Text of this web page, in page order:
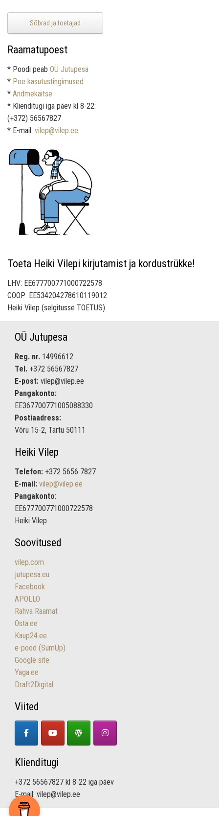
Sõbrad ja toetajad
Raamatupoest
* Poodi peab OÜ Jutupesa
* Poe kasutustingimused
* Andmekaitse
* Klienditugi iga päev kl 8-22:
(+372) 56567827
* E-mail: vilep@vilep.ee
Toeta Heiki Vilepi kirjutamist ja kordustrükke!
LHV: EE677700771000722578
COOP: EE534204278610119012
Heiki Vilep (selgitusse TOETUS)
OÜ Jutupesa
Reg. nr. 14996612
Tel. +372 56567827
E-post: vilep@vilep.ee
Pangakonto:
EE367700771005088330
Postiaadress:
Võru 15-2, Tartu 50111
Heiki Vilep
Telefon: +372 5656 7827
E-mail: vilep@vilep.ee
Pangakonto:
EE677700771000722578
Heiki Vilep
Soovitused
vilep.com
jutupesa.eu
Facebook
APOLLO
Rahva Raamat
Osta.ee
Kaup24.ee
e-pood (SumUp)
Google site
Yaga.ee
Draft2Digital
Viited
Klienditugi
+372 56567827 kl 8-22 iga päev
E-mail: vilep@vilep.ee